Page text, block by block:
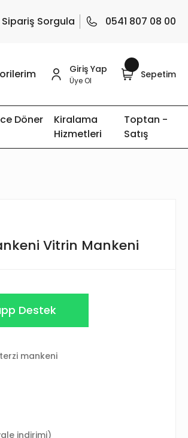
Sipariş Sorgula 0541 807 08 00
Giriş Yap
Üye Ol
Sepetim
Döner
Kiralama
Hizmetleri
Toptan -
Satış
Vitrin Mankeni
Destek
mankeni
indirimi)